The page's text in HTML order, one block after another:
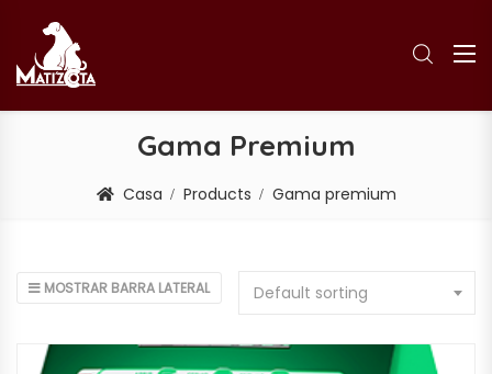
Gama Premium
Casa Products Gama premium
MOSTRAR BARRA LATERAL Default sorting